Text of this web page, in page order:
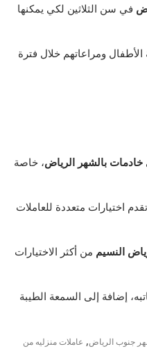
في سن الثلاثين لكي يمكنها
الأطفال ومراعاتهم خلال فترة
خادمات بالشهر الرياض، خاصة
اختيارات متعددة للعاملات
النسيم من أكثر الاختيارات
إضافة إلى السمعة الطيبة
جنوب الرياض, عاملات منزليه من